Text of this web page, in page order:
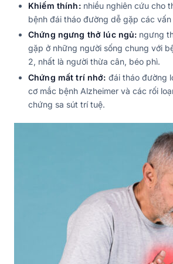
Khiếm thính:nhiều nghiên cứu cho
bệnh đái tháo đường dễ gặp các
Chứng ngưng thở lúc ngủ: ngưng
gặp ở những người sống chung với
2, nhất là người thừa cân, béo phì.
Chứng mất trí nhớ: đái tháo đường
cơ mắc bệnh Alzheimer và các rối
chứng sa sút trí tuệ.